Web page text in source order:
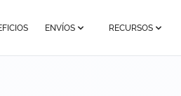
ENVÍOS RECURSOS